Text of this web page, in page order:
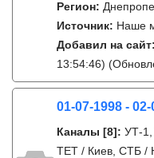
Регион:
Источник: Наше
Добавил на сайт:
13:54:46)
01-07-1998 -
Каналы [8]: УТ-1,
ТЕТ / Киев, СТБ /